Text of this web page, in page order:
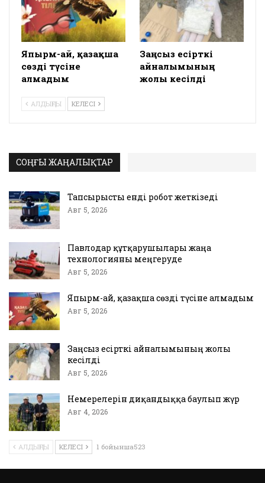
Япырм-ай, қазақша
сөзді түсіне
алмадым
Заңсыз есірткі
айналымының
жолы кесілді
АЛДЫҢҒЫ КЕЛЕСІ
СОҢҒЫ ЖАҢАЛЫҚТАР
Тапсырысты енді робот жеткізеді
Авг 5, 2026
Павлодар құтқарушылары жаңа
технологияны меңгеруде
Авг 5, 2026
Япырм-ай, қазақша сөзді түсіне алмадым
Авг 5, 2026
Заңсыз есірткі айналымының жолы
кесілді
Авг 5, 2026
Немерелерін диқандыққа баулып жүр
Авг 4, 2026
АЛДЫҢҒЫ КЕЛЕСІ 1 бойынша523